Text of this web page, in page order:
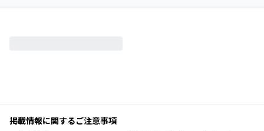
掲載情報に関するご注意事項